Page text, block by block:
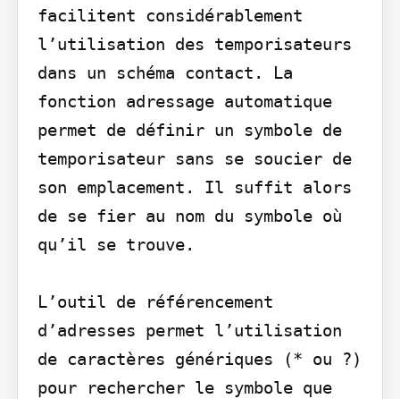
facilitent considérablement
l’utilisation des temporisateurs
dans un schéma contact. La
fonction adressage automatique
permet de définir un symbole de
temporisateur sans se soucier de
son emplacement. Il suffit alors
de se fier au nom du symbole où
qu’il se trouve.
L’outil de référencement
d’adresses permet l’utilisation
de caractères génériques (* ou ?)
pour rechercher le symbole que